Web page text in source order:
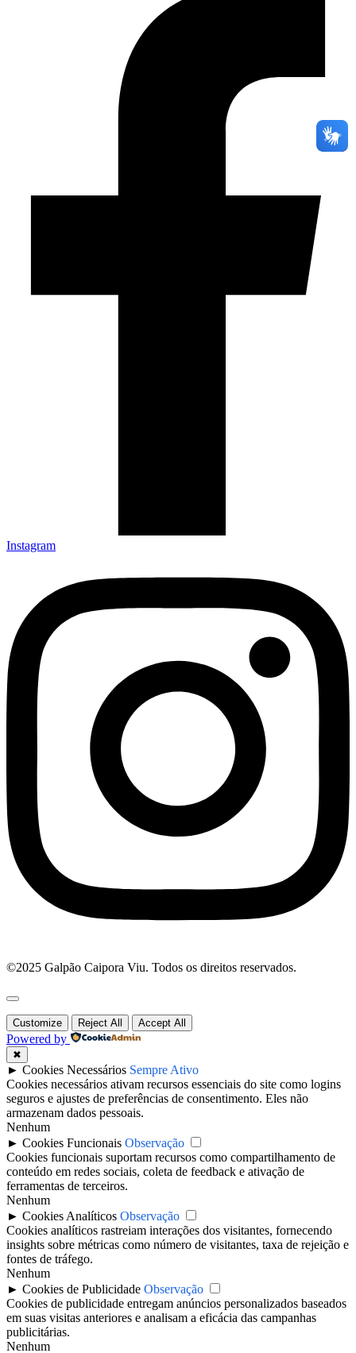
Instagram
©2025 Galpão Caipora Viu. Todos os direitos reservados.
Customize Reject All Accept All
Powered by
✖
► Cookies Necessários Sempre Ativo
Cookies necessários ativam recursos essenciais do site como logins
seguros e ajustes de preferências de consentimento. Eles não
armazenam dados pessoais.
Nenhum
► Cookies Funcionais Observação
Cookies funcionais suportam recursos como compartilhamento de
conteúdo em redes sociais, coleta de feedback e ativação de
ferramentas de terceiros.
Nenhum
► Cookies Analíticos Observação
Cookies analíticos rastreiam interações dos visitantes, fornecendo
insights sobre métricas como número de visitantes, taxa de rejeição e
fontes de tráfego.
Nenhum
► Cookies de Publicidade Observação
Cookies de publicidade entregam anúncios personalizados baseados
em suas visitas anteriores e analisam a eficácia das campanhas
publicitárias.
Nenhum